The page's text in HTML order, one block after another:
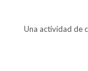
Una actividad de